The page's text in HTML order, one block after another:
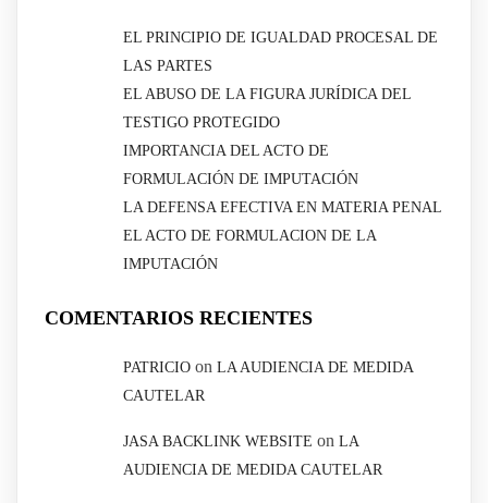
EL PRINCIPIO DE IGUALDAD PROCESAL DE
LAS PARTES
EL ABUSO DE LA FIGURA JURÍDICA DEL
TESTIGO PROTEGIDO
IMPORTANCIA DEL ACTO DE
FORMULACIÓN DE IMPUTACIÓN
LA DEFENSA EFECTIVA EN MATERIA PENAL
EL ACTO DE FORMULACION DE LA
IMPUTACIÓN
COMENTARIOS RECIENTES
PATRICIO on LA AUDIENCIA DE MEDIDA
CAUTELAR
JASA BACKLINK WEBSITE on LA
AUDIENCIA DE MEDIDA CAUTELAR